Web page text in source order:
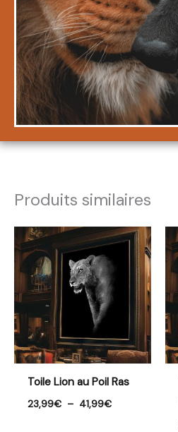
Produits similaires
Toile Lion au Poil Ras
23,99€ – 41,99€
Plage
de
23,99€
à
41,99€